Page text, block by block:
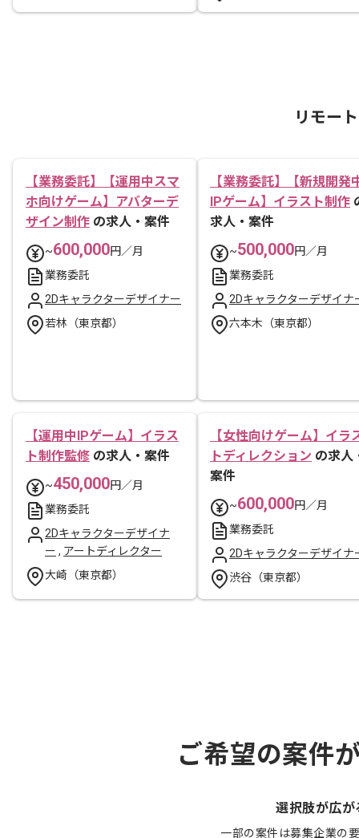
リモー
【業務委託】【運用中スマ
ホ向けゲーム】アバターデ
ザイン制作 の求人・案件
~600,000円／月
業務委託
2Dキャラクターデザイナー
若林（東京都）
【業務委託】【新規開発
IPゲーム】イラスト制作
求人・案件
~500,000円／月
業務委託
2Dキャラクターデザイナ
六本木（東京都）
【運用中IPゲーム】イラス
ト制作監修 の求人・案件
~450,000円／月
業務委託
2Dキャラクターデザイナ
ー , アートディレクター
大崎（東京都）
【女性向けゲーム】イラ
トディレクション の求人
案件
~600,000円／月
業務委託
2Dキャラクターデザイナ
渋谷（東京都）
ご希望の案件
選択肢が広が
一部の案件は募集企業の